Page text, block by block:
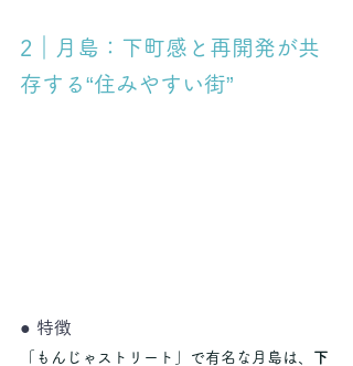
2｜月島：下町感と再開発が共
存する“住みやすい街”
● 特徴
「もんじゃストリート」で有名な月島は、 下